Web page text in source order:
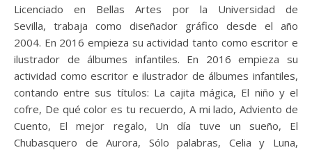
Licenciado en Bellas Artes por la Universidad de
Sevilla, trabaja como diseñador gráfico desde el año
2004. En 2016 empieza su actividad tanto como escritor e
ilustrador de álbumes infantiles. En 2016 empieza su
actividad como escritor e ilustrador de álbumes infantiles,
contando entre sus títulos: La cajita mágica, El niño y el
cofre, De qué color es tu recuerdo, A mi lado, Adviento de
Cuento, El mejor regalo, Un día tuve un sueño, El
Chubasquero de Aurora, Sólo palabras, Celia y Luna,